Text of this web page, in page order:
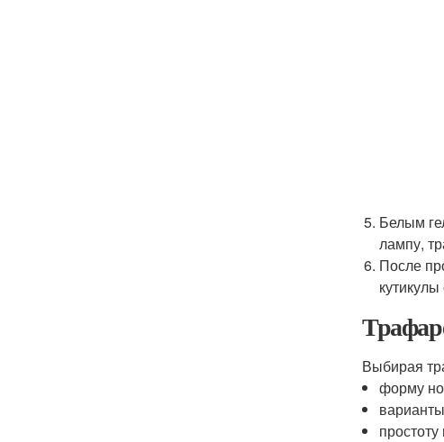
Белым
лампу,
После
Выбирая
форму